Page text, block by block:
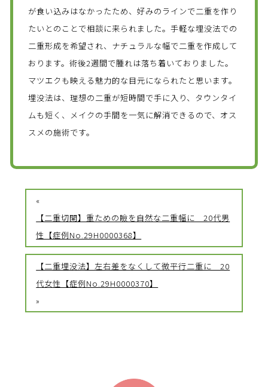
が食い込みはなかったため、好みのラインで二重を作り
たいとのことで相談に来られました。手軽な埋没法での
二重形成を希望され、ナチュラルな幅で二重を作成して
おります。術後2週間で腫れは落ち着いておりました。
マツエクも映える魅力的な目元になられたと思います。
埋没法は、理想の二重が短時間で手に入り、タウンタイ
ムも短く、メイクの手間を一気に解消できるので、オス
スメの施術です。
«
【二重切開】重ための瞼を自然な二重幅に 20代男
性【症例No.29H0000368】
【二重埋没法】左右差をなくして微平行二重に 20
代女性【症例No.29H0000370】
»